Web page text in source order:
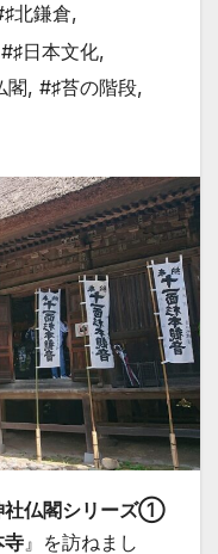
北鎌倉,
#♯日本文化,
閣, #♯苔の階段,
社仏閣シリーズ➀
寺 』を訪ねまし